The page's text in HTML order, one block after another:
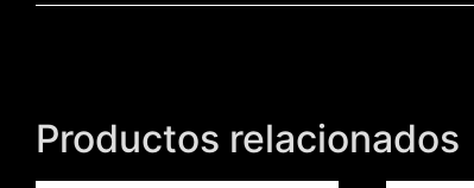
Productos relacionados